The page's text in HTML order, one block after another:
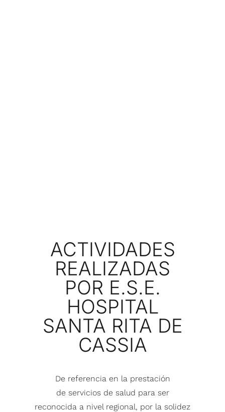
ACTIVIDADES
REALIZADAS
POR E.S.E.
HOSPITAL
SANTA RITA DE
CASSIA
De referencia en la prestación
de servicios de salud para ser
reconocida a nivel regional, por la solidez